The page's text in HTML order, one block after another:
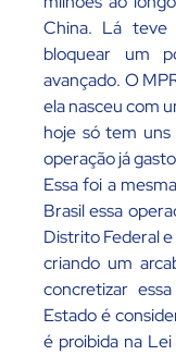
China. Lá teve
bloquear um
avançado. O
ela nasceu com
hoje só tem
operação já
Essa foi a
Brasil essa
Distrito Federal
criando um
concretizar
Estado é
é proibida na Lei